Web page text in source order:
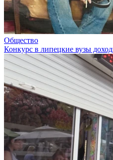
Общество
Конкурс в липецкие вузы